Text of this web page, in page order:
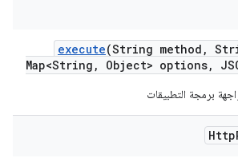
execute(String method ,
Map<String , Object> options,
برمجة التطبيقات
Http